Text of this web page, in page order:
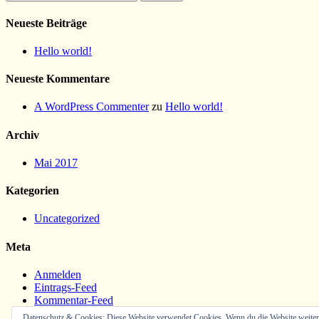
nach:
Neueste Beiträge
Hello world!
Neueste Kommentare
A WordPress Commenterzu Hello world!
Archiv
Mai 2017
Kategorien
Uncategorized
Meta
Anmelden
Eintrags-Feed
Kommentar-Feed
WordPress.org